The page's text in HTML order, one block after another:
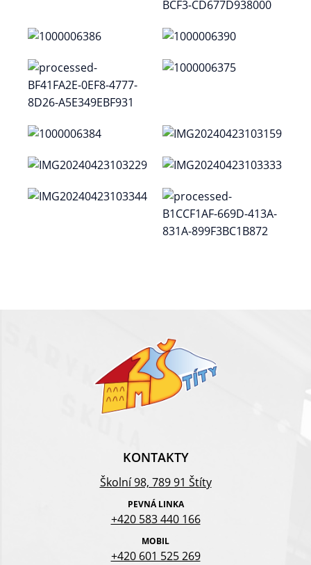
KONTAKTY
Školní 98, 789 91 Štíty
PEVNÁ LINKA
+420 583 440 166
MOBIL
+420 601 525 269